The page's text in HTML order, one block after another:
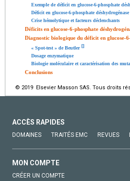
Exemple de déficit en glucose-6-phosphate
Déficit en glucose-6-phosphate
Crise hémolytique et facteurs déclenchants
Déficits en glucose-6-phosphate
Diagnostic biologique du déficit en glucose-
« Spot-test » de Beutler[]
Dosage enzymatique
Biologie moléculaire et caractérisation des
Conclusions
© 2019 Elsevier Masson SAS. Tous droits
ACCÈS RAPIDES
DOMAINES TRAITÉS EMC REVUES
MON COMPTE
CRÉER UN COMPTE